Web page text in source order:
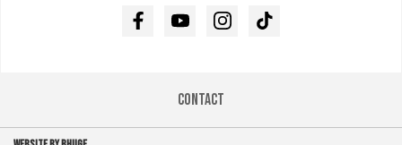
FacebookYoutubeInstagramTikTok
Contact